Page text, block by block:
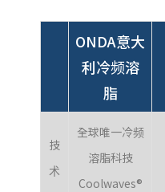
ONDA意大
利冷频溶
脂
技
术
全球唯一冷频
溶脂科技
Coolwaves®